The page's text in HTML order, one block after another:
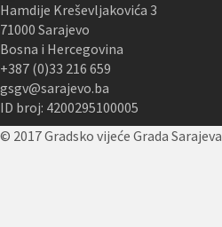
Hamdije Kreševljakovića 3
71000 Sarajevo
Bosna i Hercegovina
+387 (0)33 216 659
gsgv@sarajevo.ba
ID broj: 4200295100005
© 2017 Gradsko vijeće Grada Sarajeva